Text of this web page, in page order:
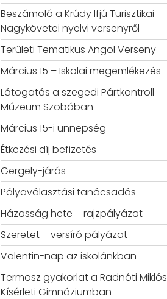
Beszámoló a Krúdy Ifjú Turisztikai
Nagykövetei nyelvi versenyről
Területi Tematikus Angol Verseny
Március 15 – Iskolai megemlékezés
Látogatás a szegedi Pártkontroll
Múzeum Szobában
Március 15-i ünnepség
Étkezési díj befizetés
Gergely-járás
Pályaválasztási tanácsadás
Házasság hete – rajzpályázat
Szeretet – versíró pályázat
Valentin-nap az iskolánkban
Termosz gyakorlat a Radnóti Miklós
Kísérleti Gimnáziumban